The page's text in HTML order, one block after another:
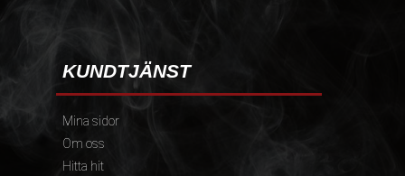
KUNDTJÄNST
Mina sidor
Om oss
Hitta hit